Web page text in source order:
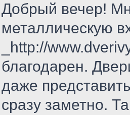
Добрый вечер!
металлическую
_http://
благодарен.
даже
сразу заметно.